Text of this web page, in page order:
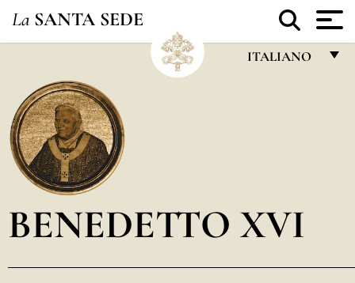
La SANTA SEDE
ITALIANO
ESPAÑOL
DEUTSCH
POLSKI
BENEDETTO XVI